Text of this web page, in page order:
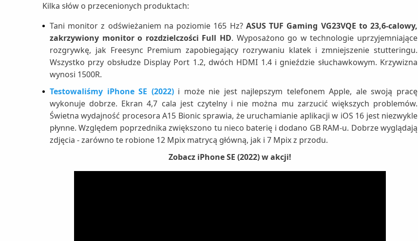
Kilka słów o przecenionych produktach:
Tani monitor z odświeżaniem na poziomie 165 Hz? ASUS TUF Gaming VG23VQE to 23,6-calowy,
zakrzywiony monitor o rozdzielczości Full HD. Wyposażono go w technologie uprzyjemniające
rozgrywkę, jak Freesync Premium zapobiegający rozrywaniu klatek i zmniejszenie stutteringu.
Wszystko przy obsłudze Display Port 1.2, dwóch HDMI 1.4 i gnieździe słuchawkowym. Krzywizna
wynosi 1500R.
Testowaliśmy iPhone SE (2022)i może nie jest najlepszym telefonem Apple, ale swoją pracę
wykonuje dobrze. Ekran 4,7 cala jest czytelny i nie można mu zarzucić większych problemów.
Świetna wydajność procesora A15 Bionic sprawia, że uruchamianie aplikacji w iOS 16 jest niezwykle
płynne. Względem poprzednika zwiększono tu nieco baterię i dodano GB RAM-u. Dobrze wyglądają
zdjęcia - zarówno te robione 12 Mpix matrycą główną, jak i 7 Mpix z przodu.
Zobacz iPhone SE (2022) w akcji!